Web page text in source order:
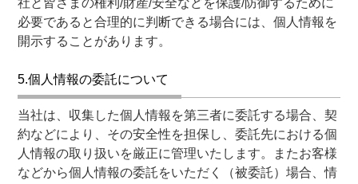
社と皆さまの権利/財産/安全などを保護/防御するために
必要であると合理的に判断できる場合には、個人情報を
開示することがあります。
5.個人情報の委託について
当社は、収集した個人情報を第三者に委託する場合、契
約などにより、その安全性を担保し、委託先における個
人情報の取り扱いを厳正に管理いたします。またお客様
などから個人情報の委託をいただく（被委託）場合、情